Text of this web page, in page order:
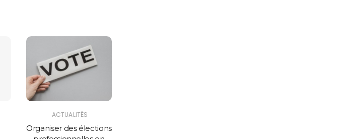
ACTUALITÉS
Organiser des élections